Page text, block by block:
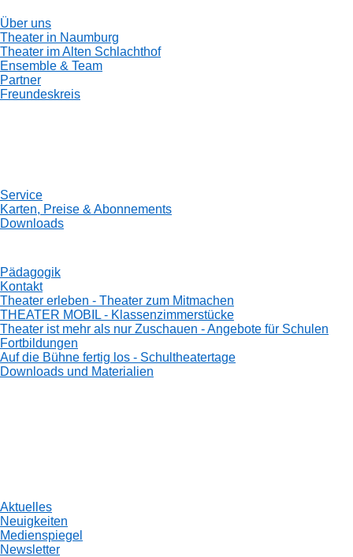
Über uns
Theater in Naumburg
Theater im Alten Schlachthof
Ensemble & Team
Partner
Freundeskreis
Service
Karten, Preise & Abonnements
Downloads
Pädagogik
Kontakt
Theater erleben - Theater zum Mitmachen
THEATER MOBIL - Klassenzimmerstücke
Theater ist mehr als nur Zuschauen - Angebote für Schulen
Fortbildungen
Auf die Bühne fertig los - Schultheatertage
Downloads und Materialien
Aktuelles
Neuigkeiten
Medienspiegel
Newsletter